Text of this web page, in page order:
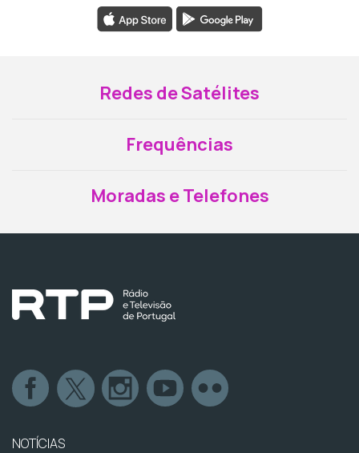
Redes de Satélites
Frequências
Moradas e Telefones
NOTÍCIAS